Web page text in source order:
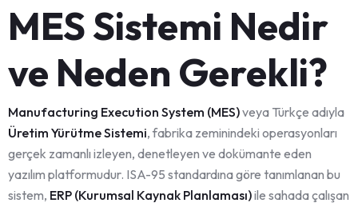
MES Sistemi Nedir
ve Neden Gerekli?
Manufacturing Execution System (MES)veya Türkçe adıyla
Üretim Yürütme Sistemi, fabrika zeminindeki operasyonları
gerçek zamanlı izleyen, denetleyen ve dokümante eden
yazılım platformudur. ISA-95 standardına göre tanımlanan bu
sistem, ERP (Kurumsal Kaynak Planlaması)ile sahada çalışan